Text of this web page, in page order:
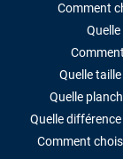
Comment
Quelle
Quelle
Quelle
Comment